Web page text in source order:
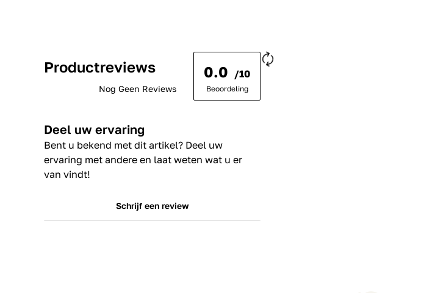
Productreviews
Nog Geen Reviews
0.0 /10
Beoordeling
Deel uw ervaring
Bent u bekend met dit artikel? Deel uw
ervaring met andere en laat weten wat u er
van vindt!
Schrijf een review